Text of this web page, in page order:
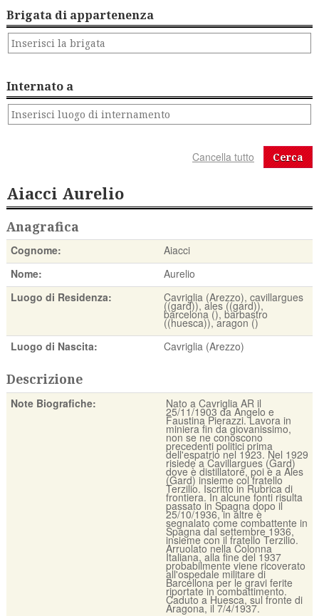
Brigata di appartenenza
Internato a
Cerca
Aiacci Aurelio
Anagrafica
Cognome:
Aiacci
Nome:
Aurelio
Luogo di Residenza:
Cavriglia (Arezzo), cavillargues
((gard)), ales ((gard)),
barcelona (), barbastro
((huesca)), aragon ()
Luogo di Nascita:
Cavriglia (Arezzo)
Descrizione
Note Biografiche: Nato a Cavriglia AR il
25/11/1903 da Angelo e
Faustina Pierazzi. Lavora in
miniera fin da giovanissimo,
non se ne conoscono
precedenti politici prima
dell'espatrio nel 1923. Nel 1929
risiede a Cavillargues (Gard)
dove è distillatore, poi è a Ales
(Gard) insieme col fratello
Terzilio. Iscritto in Rubrica di
frontiera. In alcune fonti risulta
passato in Spagna dopo il
25/10/1936, in altre è
segnalato come combattente in
Spagna dal settembre 1936,
insieme con il fratello Terzilio.
Arruolato nella Colonna
Italiana, alla fine del 1937
probabilmente viene ricoverato
all'ospedale militare di
Barcellona per le gravi ferite
riportate in combattimento.
Caduto a Huesca, sul fronte di
Aragona, il 7/4/1937.